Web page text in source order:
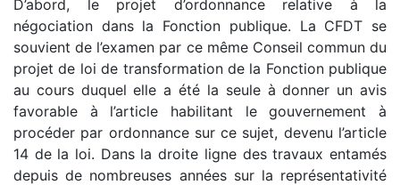
D’abord, le projet d’ordonnance relative à la
négociation dans la Fonction publique. La CFDT se
souvient de l’examen par ce même Conseil commun du
projet de loi de transformation de la Fonction publique
au cours duquel elle a été la seule à donner un avis
favorable à l’article habilitant le gouvernement à
procéder par ordonnance sur ce sujet, devenu l’article
14 de la loi. Dans la droite ligne des travaux entamés
depuis de nombreuses années sur la représentativité